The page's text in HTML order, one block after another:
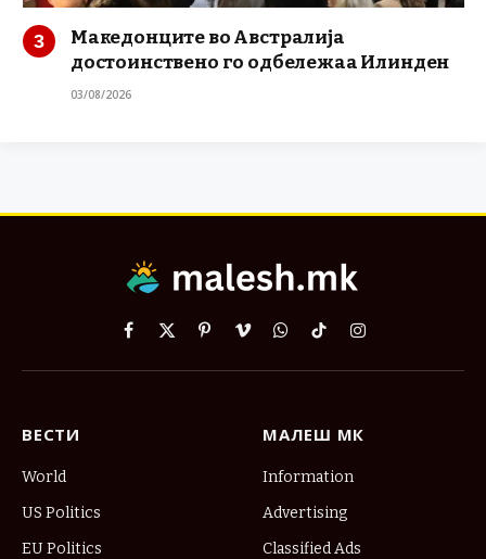
Македонците во Австралија
достоинствено го одбележаа Илинден
03/08/2026
Facebook
X
PinterestVimeoWhatsApp
TikTokInstagram
ВЕСТИ
World
US Politics
EU Politics
МАЛЕШ МК
Information
Advertising
Classified Ads